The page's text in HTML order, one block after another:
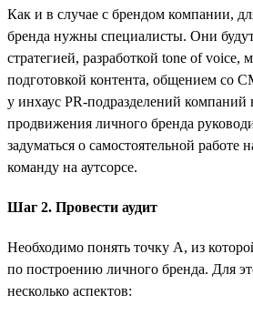
Как и в случае с брендом компании,
бренда нужны специалисты. Они
стратегией, разработкой tone of voice,
подготовкой контента, общением со
у инхаус PR-подразделений компаний
продвижения личного бренда
задуматься о самостоятельной работе
команду на аутсорсе.
Шаг 2. Провести аудит
Необходимо понять точку А, из
по построению личного бренда. Для
несколько аспектов: